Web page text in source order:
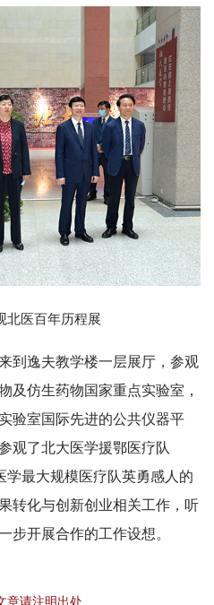
北医百年历程展
到逸夫教学楼一层展厅，参观
及仿生药物国家重点实验室，
验室国际先进的公共仪器平
观了北大医学援鄂医疗队
学最大规模医疗队英勇感人的
转化与创新创业相关工作，听
步开展合作的工作设想。
章请注明出处